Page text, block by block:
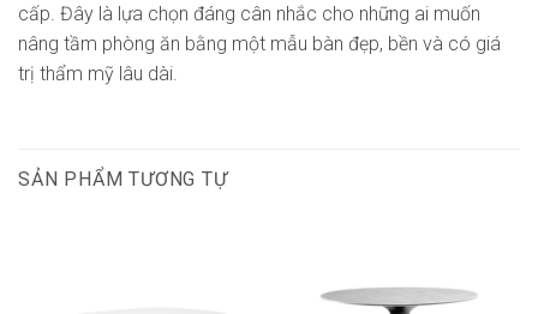
cấp. Đây là lựa chọn đáng cân nhắc cho những ai muốn
nâng tầm phòng ăn bằng một mẫu bàn đẹp, bền và có giá
trị thẩm mỹ lâu dài.
SẢN PHẨM TƯƠNG TỰ